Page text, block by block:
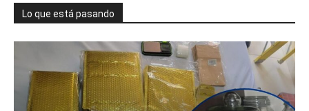
Lo que está pasando